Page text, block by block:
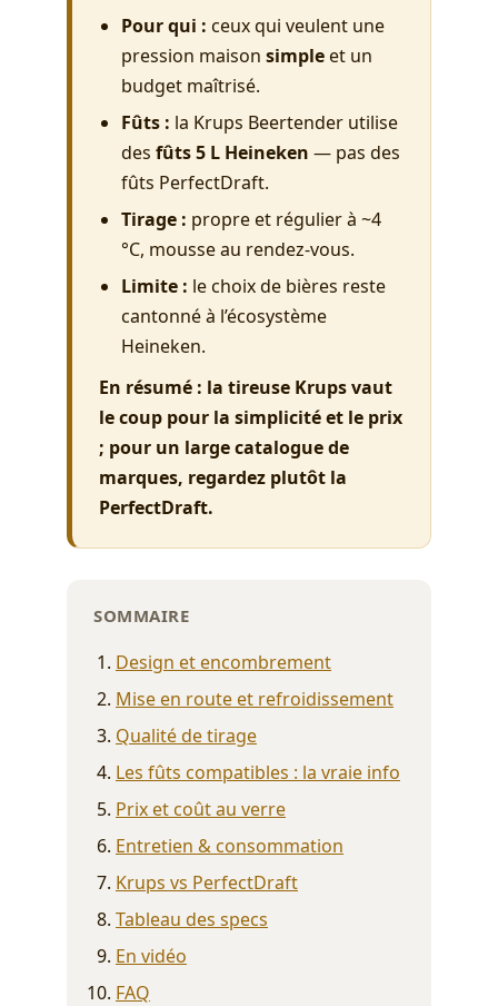
Pour qui : ceux qui veulent une
pression maison simple et un
budget maîtrisé.
Fûts : la Krups Beertender utilise
des fûts 5 L Heineken — pas des
fûts PerfectDraft.
Tirage : propre et régulier à ~4
°C, mousse au rendez-vous.
Limite : le choix de bières reste
cantonné à l’écosystème
Heineken.
En résumé : la tireuse Krupsvaut
le coup pour la simplicité et le prix
; pour un large catalogue de
marques, regardez plutôt la
PerfectDraft.
SOMMAIRE
Design et encombrement
Mise en route et refroidissement
Qualité de tirage
Les fûts compatibles : la vraie info
Prix et coût au verre
Entretien & consommation
Krups vs PerfectDraft
Tableau des specs
En vidéo
FAQ